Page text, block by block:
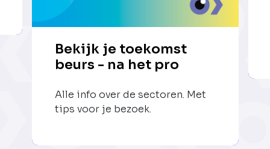
Bekijk je toekomst
beurs - na het pro
Alle info over de sectoren. Met
tips voor je bezoek.